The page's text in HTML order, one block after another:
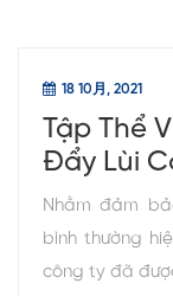
18 10月, 2021
Tập Thể
Đẩy Lùi
Nhằm đảm
bình thường
công ty đã